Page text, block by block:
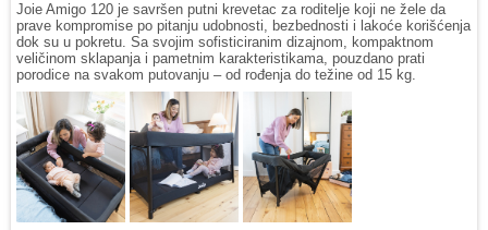
Joie Amigo 120 je savršen putni krevetac za roditelje koji ne žele da
prave kompromise po pitanju udobnosti, bezbednosti i lakoće korišćenja
dok su u pokretu. Sa svojim sofisticiranim dizajnom, kompaktnom
veličinom sklapanja i pametnim karakteristikama, pouzdano prati
porodice na svakom putovanju – od rođenja do težine od 15 kg.